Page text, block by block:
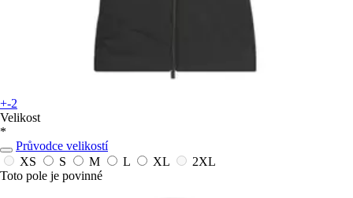
+-2
Velikost
*
Průvodce velikostí
XS
S M L XL
2XL
Toto pole je povinné